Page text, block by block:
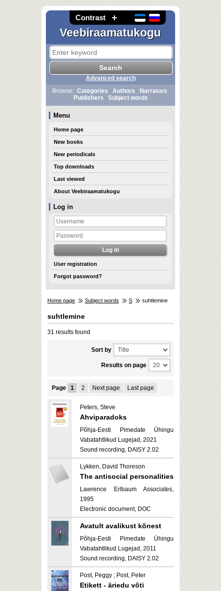
Contrast
Veebiraamatukogu
Log in
User registration
Forgot password?
Advanced search
Browse: Categories Authors
Narrators
Publishers
Subject words
Menu
Home page
New books
New periodicals
Top downloads
Last viewed
About Veebiraamatukogu
Home page Subject words S suhtlemine
suhtlemine
31 results found
Sort by
Results on page
Page 1 2 Next page Last page
Peters, Steve
Ahviparadoks
Põhja-Eesti Pimedate Ühingu
Vabatahtlikud Lugejad, 2021
Sound recording, DAISY 2.02
Lykken, David Thoreson
The antisocial personalities
Lawrence Erlbaum Associates,
1995
Electronic document, DOC
Avatult avalikust kõnest
Põhja-Eesti Pimedate Ühingu
Vabatahtlikud Lugejad, 2011
Sound recording, DAISY 2.02
Post, Peggy ; Post, Peter
Etikett - äriedu võti